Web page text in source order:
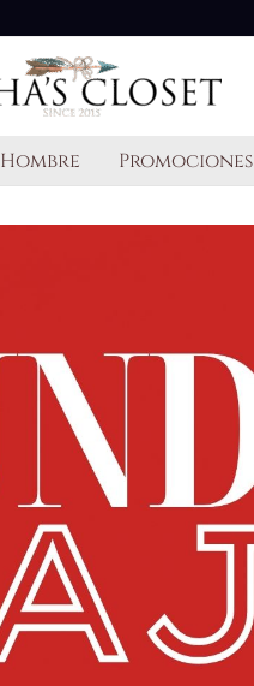
Hombre Promociones